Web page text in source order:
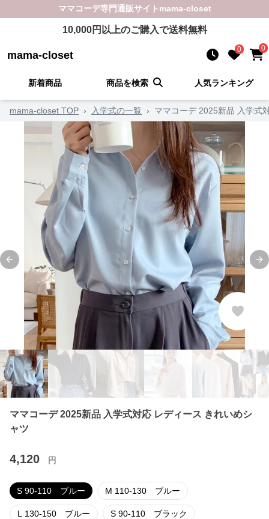
ママコーデ専門通販サイト mama-closet
10,000円以上のご購入で送料無料
mama-closet 0 0
新着商品 商品を検索 人気ランキング
mama-closet TOP › 入学式の一覧 › ママコーデ 2025新品 入学式
Previous slide
ママコーデ 2025新品 入学式対応 レディース きれいめシ
ャツ
4,120 円
S 90-110 ブルー M 110-130 ブルー
L 130-150 ブルー S 90-110 ブラック